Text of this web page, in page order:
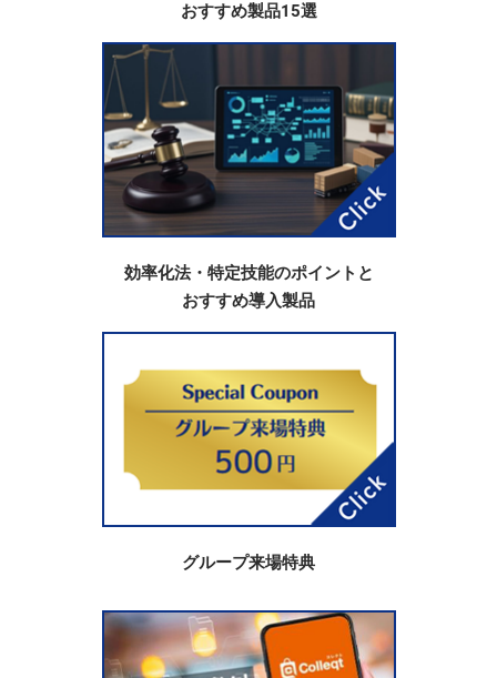
おすすめ製品15選
効率化法・特定技能のポイントと
おすすめ導入製品
グループ来場特典